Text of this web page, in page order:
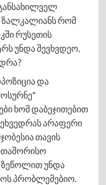
ზალკალიანს რომ
რუსეთის
უნდა შევხვდეო,
და
ხომ დაბეჯითებით
არაფერი
თავის
ზეწოლით უნდა
პრობლემებიო.